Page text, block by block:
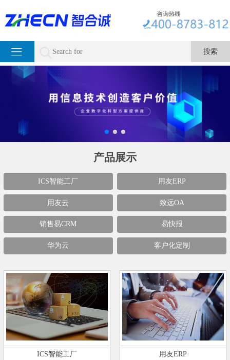
产品展示
ICS智能工厂 用友ERP
用友云 致远OA
销售易CRM 易快报
华为云 客户化定制
ICS智能工厂 用友ERP